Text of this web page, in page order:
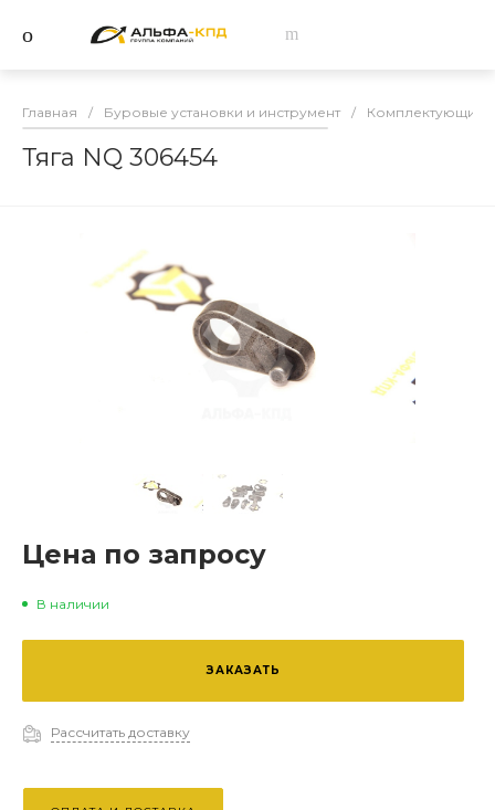
Главная / Буровые установки и инструмент / Комплектующие
Тяга NQ 306454
Цена по запросу
В наличии
ЗАКАЗАТЬ
Рассчитать доставку